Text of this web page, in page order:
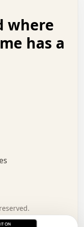
.   .   :   .
.   .   .   +
.   o   .   .
.   :   .   .   o
o   .   .   .
.   .   .   .
.   x   .   .
.   .   .   o
.   .   .   .
.   .   +   .
.   .   .   .   .
.   .   .   .
.   :   .   x
.   .   .   .
where
has a